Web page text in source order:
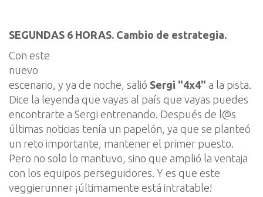
SEGUNDAS 6 HORAS. Cambio de estrategia.
Con este
nuevo
escenario , y ya de noche, salió Sergi "4x4" a la pista.
Dice la leyenda que vayas al país que vayas puedes
encontrarte a Sergi entrenando Después de l@s
últimas noticias tenía un papelón, ya que se planteó
un reto importante, mantener el primer puesto.
Pero no solo lo mantuvo, sino que amplió la ventaja
con los equipos perseguidores. Y es que este
veggierunner ¡últimamente está intratable!